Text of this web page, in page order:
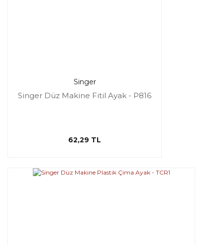
Singer
Singer Düz Makine Fitil Ayak - P816
62,29 TL